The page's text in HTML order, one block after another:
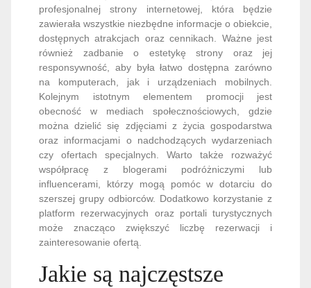
profesjonalnej strony internetowej, która będzie
zawierała wszystkie niezbędne informacje o obiekcie,
dostępnych atrakcjach oraz cennikach. Ważne jest
również zadbanie o estetykę strony oraz jej
responsywność, aby była łatwo dostępna zarówno
na komputerach, jak i urządzeniach mobilnych.
Kolejnym istotnym elementem promocji jest
obecność w mediach społecznościowych, gdzie
można dzielić się zdjęciami z życia gospodarstwa
oraz informacjami o nadchodzących wydarzeniach
czy ofertach specjalnych. Warto także rozważyć
współpracę z blogerami podróżniczymi lub
influencerami, którzy mogą pomóc w dotarciu do
szerszej grupy odbiorców. Dodatkowo korzystanie z
platform rezerwacyjnych oraz portali turystycznych
może znacząco zwiększyć liczbę rezerwacji i
zainteresowanie ofertą.
Jakie są najczęstsze